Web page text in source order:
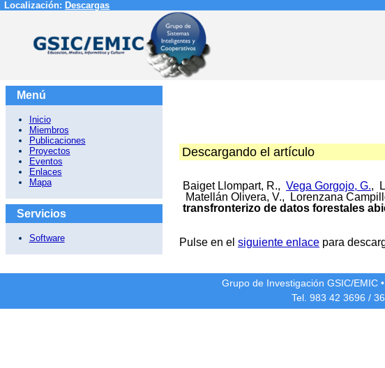
Localización: Descargas
Menú
Inicio
Miembros
Publicaciones
Proyectos
Eventos
Enlaces
Mapa
Servicios
Software
Descargando el artículo
Baiget Llompart, R., Vega Gorgojo, G.,
Matellán Olivera, V., Lorenzana
transfronterizo de datos forestales
Pulse en el siguiente enlace para
Grupo de Investigación GSIC/EMIC •
Tel. 983 42 3696 /